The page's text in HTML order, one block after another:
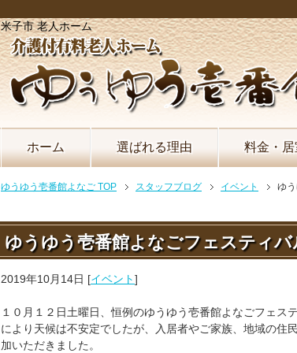
米子市 老人ホーム
ホーム 選ばれる理由 料金・居
ゆうゆう壱番館よなご TOP スタッフブログ イベント ゆ
ゆうゆう壱番館よなごフェスティ
2019年10月14日 [イベント]
１０月１２日土曜日、恒例のゆうゆう壱番館よなごフェス
により天候は不安定でしたが、入居者やご家族、地域の住
加いただきました。